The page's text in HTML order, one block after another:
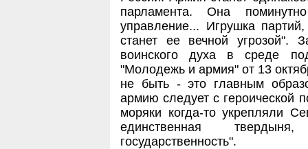
парламента. Она
управление... Игрушка
станет ее вечной угрозой".
воинского духа в среде
"Молодежь и армия" от 13
не быть - это главным
армию следует с героической
моряки когда-то укрепляли
единственная
государственность".